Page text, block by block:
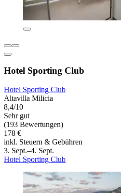
Hotel Sporting Club
Hotel Sporting Club
Altavilla Milicia
8,4/10
Sehr gut
(193 Bewertungen)
178 €
inkl. Steuern & Gebühren
3. Sept.–4. Sept.
Hotel Sporting Club